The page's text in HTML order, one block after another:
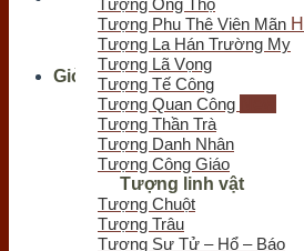
Giỏ hàng
Chưa có sản phẩm
Tượng Ông Thọ
Tượng Phu Thê Viên Mãn
Tượng La Hán Trường My
Tượng Lã Vọng
Tượng Tế Công
Tượng Quan Công
Tượng Thần Trà
Tượng Danh Nhân
Tượng Công Giáo
Tượng linh vật
Tượng Chuột
Tượng Trâu
Tượng Sư Tử – Hổ – Báo